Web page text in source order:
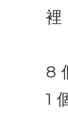
裡
8
1